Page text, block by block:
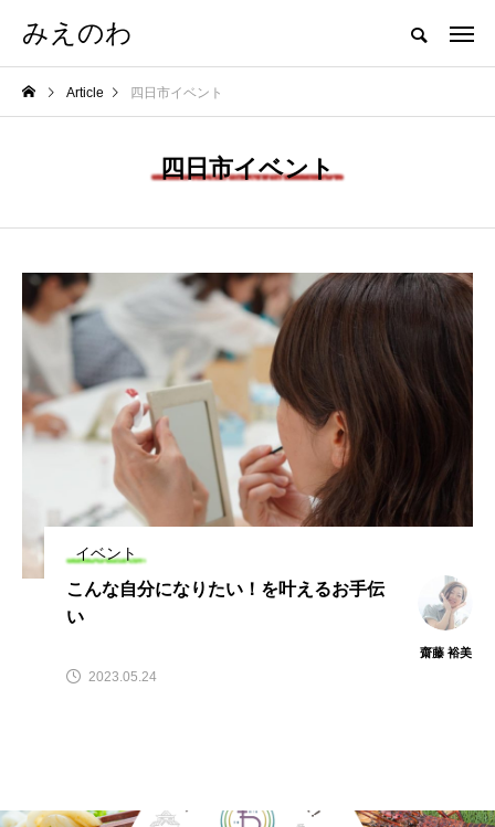
みえのわ
Article 四日市イベント
四日市イベント
イベント
こんな自分になりたい！を叶えるお手伝
い
齋藤 裕美
2023.05.24